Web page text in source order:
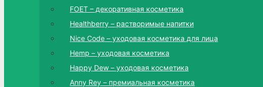
FOET – декоративная косметика
Healthberry – растворимые напитки
Nice Code – уходовая косметика для лица
Hemp – уходовая косметика
Happy Dew – уходовая косметика
Anny Rey – премиальная косметика